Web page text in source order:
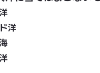
洋